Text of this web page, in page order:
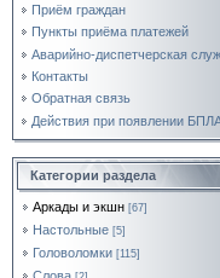
Приём граждан
Пункты приёма платежей
Аварийно-диспетчерская
Контакты
Обратная связь
Действия при появлении
Категории раздела
Аркады и экшн [67]
Настольные [5]
Головоломки [115]